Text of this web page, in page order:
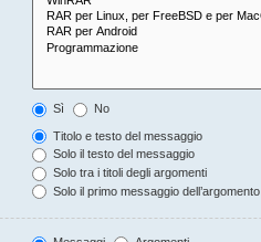
Sì No
Titolo e testo del messaggio
Solo il testo del messaggio
Solo tra i titoli degli argomenti
Solo il primo messaggio dell’argomento